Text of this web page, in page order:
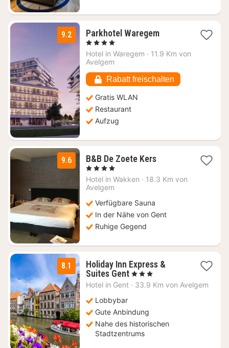
9.2 Parkhotel Waregem1
ab
, 4 Sterne
Hotel in Waregem · 11.9 Km von
Avelgem
Rabatt freischalten
Gratis WLAN
Restaurant
Aufzug
9.6 B&B De Zoete Kers3
ab
, 4 Sterne
Hotel in Wakken · 18.3 Km von
Avelgem
Verfügbare Sauna
In der Nähe von Gent
Ruhige Gegend
8.1
Holiday Inn Express &
Suites Gent2
Nächte
€
, 3 Sterne
Hotel in Gent · 33.9 Km von Avelgem
Lobbybar
Gute Anbindung
Nahe des historischen
Stadtzentrums